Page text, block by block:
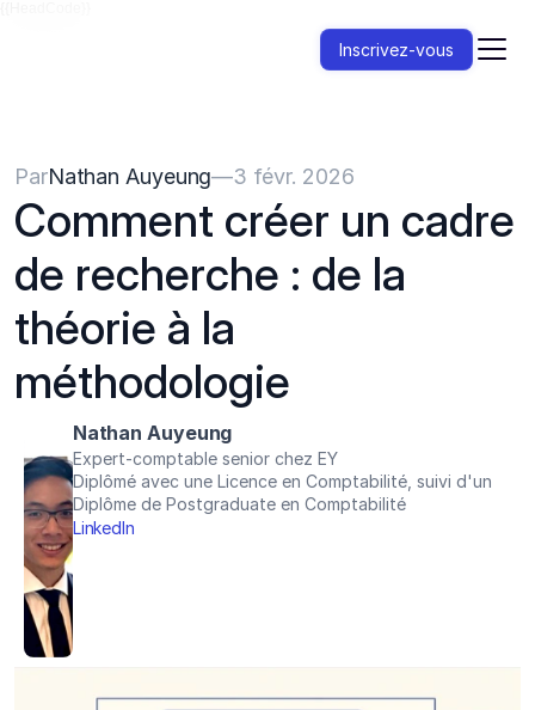
Inscrivez-vous
ParNathan Auyeung—3 févr. 2026
Comment créer un cadre
de recherche : de la
théorie à la
méthodologie
Nathan Auyeung
Expert-comptable senior chez EY
Diplômé avec une Licence en Comptabilité, suivi d'un
Diplôme de Postgraduate en Comptabilité
LinkedIn